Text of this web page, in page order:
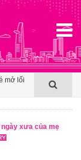
mùa hè
mở lối
nhóm
hè
xưa của mẹ